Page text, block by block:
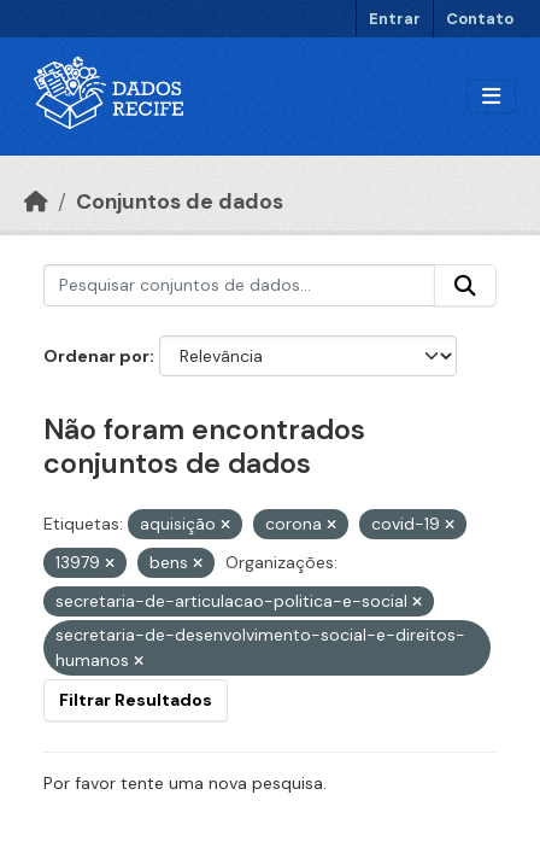
Entrar Contato
Conjuntos de dados
Ordenar por
Não foram encontrados
conjuntos de dados
Etiquetas: aquisição corona
covid-19
13979
bens
Organizações:
secretaria-de-articulacao-politica-e-social
secretaria-de-desenvolvimento-social-e-direitos-
humanos
Filtrar Resultados
Por favor tente uma nova pesquisa.